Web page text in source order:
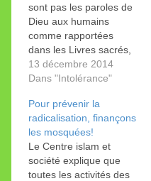
sont pas les paroles de
Dieu aux humains
comme rapportées
dans les Livres sacrés,
mais les paroles des
humains sur Dieu
humains dans des livres
qu’ils ont appelés Livres
sacrés.»
13 décembre 2014
Dans "Intolérance"
Pour prévenir la
radicalisation, finançons
les mosquées!
Le Centre islam et
société explique que
toutes les activités des